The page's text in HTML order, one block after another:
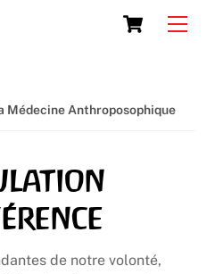
Cart
Médecine Anthroposophique
de notre volonté,